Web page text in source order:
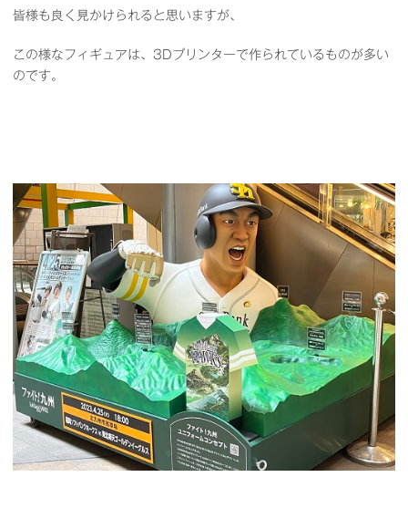
皆様も良く見かけられると思いますが、
この様なフィギュアは、3Dプリンターで作られているものが多い
のです。